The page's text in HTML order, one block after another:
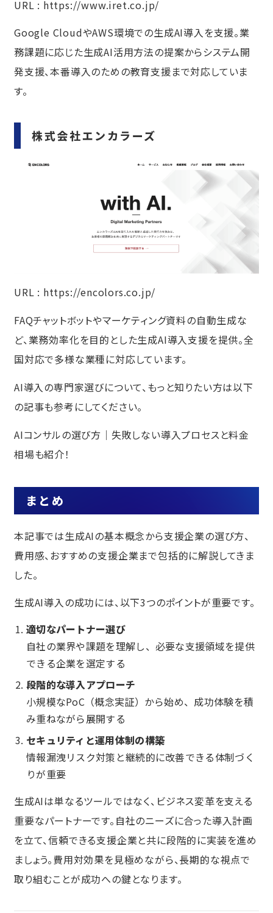
URL : https://www.iret.co.jp/
Google CloudやAWS環境での生成AI導入を支援。業
務課題に応じた生成AI活用方法の提案からシステム開
発支援、本番導入のための教育支援まで対応していま
す。
株式会社エンカラーズ
URL : https://encolors.co.jp/
FAQチャットボットやマーケティング資料の自動生成な
ど、業務効率化を目的とした生成AI導入支援を提供。全
国対応で多様な業種に対応しています。
AI導入の専門家選びについて、もっと知りたい方は以下
の記事も参考にしてください。
AIコンサルの選び方｜失敗しない導入プロセスと料金
相場も紹介！
まとめ
本記事では生成AIの基本概念から支援企業の選び方、
費用感、おすすめの支援企業まで包括的に解説してきま
した。
生成AI導入の成功には、以下3つのポイントが重要です。
適切なパートナー選び
自社の業界や課題を理解し、必要な支援領域を提供
できる企業を選定する
段階的な導入アプローチ
小規模なPoC（概念実証）から始め、成功体験を積
み重ねながら展開する
セキュリティと運用体制の構築
情報漏洩リスク対策と継続的に改善できる体制づく
りが重要
生成AIは単なるツールではなく、ビジネス変革を支える
重要なパートナーです。自社のニーズに合った導入計画
を立て、信頼できる支援企業と共に段階的に実装を進め
ましょう。費用対効果を見極めながら、長期的な視点で
取り組むことが成功への鍵となります。